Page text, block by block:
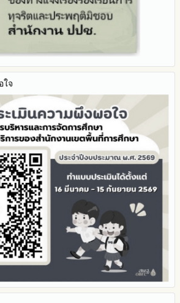
ดตาม
ธรรมและความโปร่งใสภายใน สพท.
ITA ไปสู่การพัฒนาองค์กร
นินการเพื่อส่งเสริมคุณธรรมและความโปร่งใส
งบประมาณ
ใจ